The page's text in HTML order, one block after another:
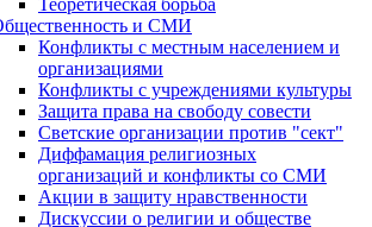
Теоретическая борьба
и СМИ
Конфликты с местным населением и
организациями
Конфликты с учреждениями культуры
Защита права на свободу совести
Светские организации против "сект"
Диффамация религиозных
организаций и конфликты со СМИ
Акции в защиту нравственности
Дискуссии о религии и обществе